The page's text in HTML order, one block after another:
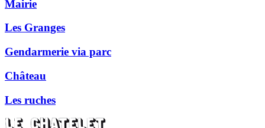
Mairie
Les Granges
Gendarmerie via parc
Château
Les ruches
Précédent
Suivant